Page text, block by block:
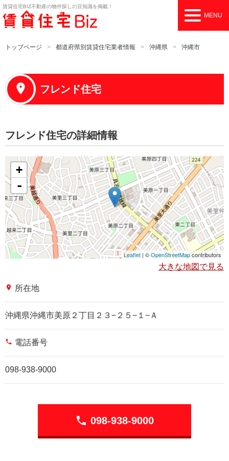
賃貸住宅BIZ不動産の物件探しの豆知識を掲載！
MENU
トップページ 都道府県別賃貸住宅業者情報 沖縄県 沖縄市
フレンド住宅
フレンド住宅の詳細情報
+
-
Leaflet | ©OpenStreetMapcontributors
大きな地図で見る
place 所在地
沖縄県沖縄市美原２丁目２３−２５−１−Ａ
phone 電話番号
098-938-9000
phone 098-938-9000